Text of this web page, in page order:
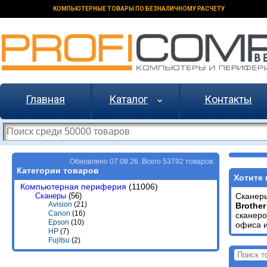
КОМПЬЮТЕРНЫЕ ТОВАРЫ ПО БЕЗНАЛИЧНОМУ РАСЧЕТУ
Главная Каталог Контакты
Обновлено 07.08.26. Всего 53792 товаров.
Категории товаров
Компьютерная периферия (11006)
Сканеры (56)
Avision (21)
Canon (16)
Epson (10)
HP (7)
Fujitsu (2)
Хотите
Brother
офиса